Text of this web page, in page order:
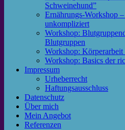
Schweinehund”
Ernährungs-Workshop
unkompliziert
Workshop:
Blutgruppen
Workshop:
Workshop: Basics der
Impressum
Urheberrecht
Haftungsausschluss
Datenschutz
Über mich
Mein Angebot
Referenzen